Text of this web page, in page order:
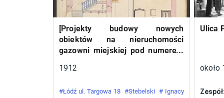
ekipa (12 załóg),
startująca wyłącznie na
samolotach polskiej
konstrukcji. W Challenge’u
zwycięstwo odnieśli
[Projekty budowy nowych
obiektów na nieruchomości
gazowni miejskiej pod numerem
Łodzi]
1912
#Łódź ul. Targowa 18 #Stebelski # Ignacy
Ulica
około
Zespół